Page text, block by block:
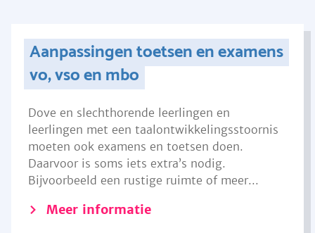
Aanpassingen toetsen en examens
vo, vso en mbo
Dove en slechthorende leerlingen en
leerlingen met een taalontwikkelingsstoornis
moeten ook examens en toetsen doen.
Daarvoor is soms iets extra’s nodig.
Bijvoorbeeld een rustige ruimte of meer...
Meer informatie